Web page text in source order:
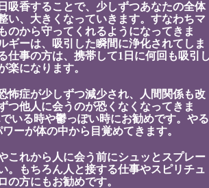
吸香することで、少しずつあなたの全体
い、大きくなっていきます。すなわちマ
のから守ってくれるようになってきま
ギーは、吸引した瞬間に浄化されてしま
仕事の方は、携帯して1日に何回も吸引
楽になります。
怖症が少しずつ減少され、人間関係も改
つ他人に会うのが恐くなくなってきま
いる時や鬱っぽい時にお勧めです。やる
ーが体の中から目覚めてきます。
これから人に会う前にシュッとスプレー
。もちろん人と接する仕事やスピリチュ
の方にもお勧めです。